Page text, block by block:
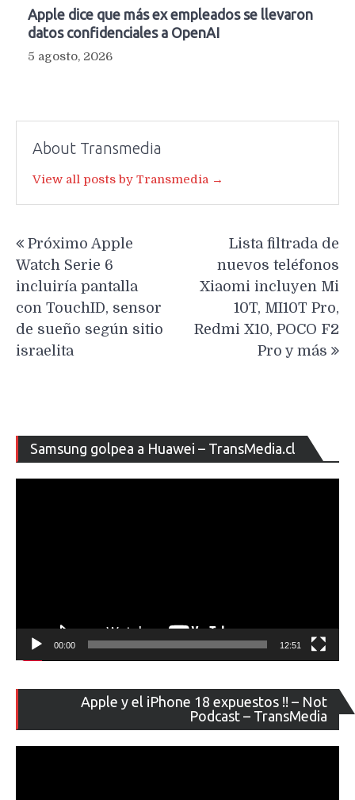
Apple dice que más ex empleados se llevaron
datos confidenciales a OpenAI
5 agosto, 2026
About Transmedia
View all posts by Transmedia →
de
entradas
Próximo Apple
Watch Serie 6
incluiría pantalla
con TouchID, sensor
de sueño según sitio
israelita
Lista filtrada de
nuevos teléfonos
Xiaomi incluyen Mi
10T, MI10T Pro,
Redmi X10, POCO F2
Pro y más
Samsung golpea a Huawei – TransMedia.cl
de
00:00 12:51
Apple y el iPhone 18 expuestos !! – Not
Podcast – TransMedia
de